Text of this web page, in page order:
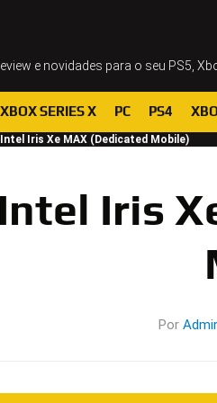
e novidades para o seu PS5,
XBOX SERIES X PC PS4
Intel Iris Xe MAX (Dedicated Mobile)
Intel Iris
Por